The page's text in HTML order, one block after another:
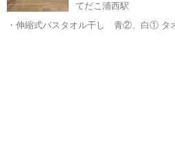
てだこ浦西駅
・伸縮式バスタオル干し 青②、白① タオルの長さに合わせて横幅が